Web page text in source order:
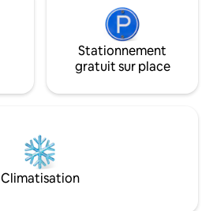
Stationnement
gratuit sur place
Climatisation